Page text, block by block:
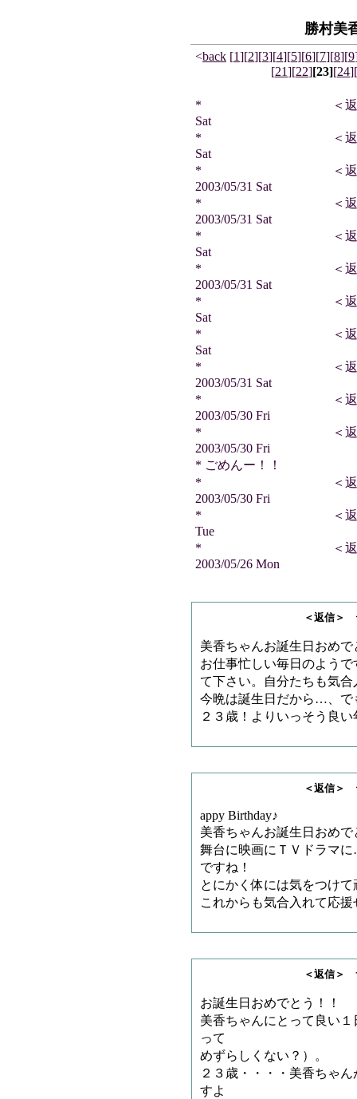
勝村美
<back [1][2][3][4][5][6][7][8][9
[21][22][23][24][
* ＜返信＞ テツ
Sat
* ＜返信＞ テツ
Sat
* ＜返信＞ サメ
2003/05/31 Sat
* ＜返信＞
2003/05/31 Sat
* ＜返信＞ ヒイロ
Sat
* ＜返信＞ もん
2003/05/31 Sat
* ＜返信＞ 雷神王
Sat
* ＜返信＞ 雷神王
Sat
* ＜返信＞ サメ
2003/05/31 Sat
* ＜返信＞ スペ
2003/05/30 Fri
* ＜返信＞ ジャ
2003/05/30 Fri
* ごめんー！！
* ＜返信＞ 天龍
2003/05/30 Fri
* ＜返信＞ ＡＫＩ
Tue
* ＜返信＞ ＭＡ
2003/05/26 Mon
＜返信＞ テツさ
美香ちゃんお誕生日おめ
お仕事忙しい毎日のよう
て下さい。自分たちも気
今晩は誕生日だから…、で
２３歳！よりいっそう良
＜返信＞ テツさ
appy Birthday♪
美香ちゃんお誕生日おめ
舞台に映画にＴＶドラマ
ですね！
とにかく体には気をつけ
これからも気合入れて応
＜返信＞ サメチャ
お誕生日おめでとう！！
美香ちゃんにとって良い
って
めずらしくない？）。
２３歳・・・・美香ちゃ
すよ